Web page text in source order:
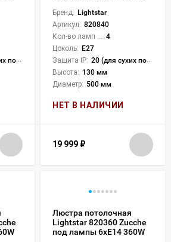
пом.)
Бренд: Lightstar
Артикул: 820840
4
Цоколь: E27
Защита IP: 20 (для сухих пом.)
Высота: 130 мм
Диаметр: 500 мм
НЕТ В НАЛИЧИИ
19 999 ₽
Люстра потолочная
Lightstar 820360 Zucche
под лампы 6xE14 360W